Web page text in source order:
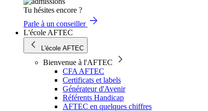
Tu hésites encore ?
Parle à un conseiller
L'école AFTEC
L'école AFTEC
Bienvenue à l'AFTEC
CFA AFTEC
Certificats et labels
Générateur d'Avenir
Référents Handicap
AFTEC en quelques chiffres